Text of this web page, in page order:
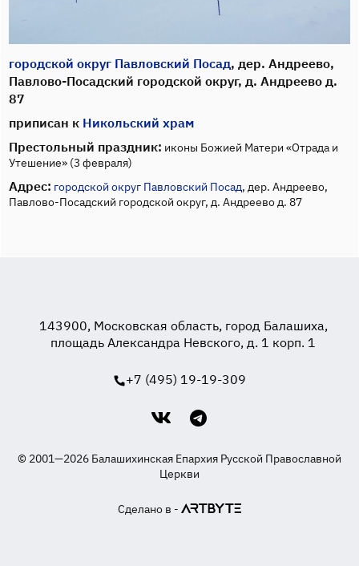
городской округ Павловский Посад, дер. Андреево,
Павлово-Посадский городской округ, д. Андреево д.
87
приписан к Никольский храм
Престольный праздник: иконы Божией Матери «Отрада и
Утешение» (3 февраля)
Адрес: городской округ Павловский Посад, дер. Андреево,
Павлово-Посадский городской округ, д. Андреево д. 87
143900, Московская область, город Балашиха,
площадь Александра Невского, д. 1 корп. 1
+7 (495) 19-19-309
© 2001—2026 Балашихинская Епархия Русской Православной
Церкви
Сделано в -